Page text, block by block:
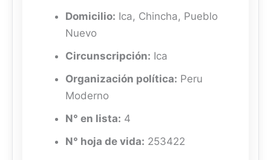
Domicilio: Ica, Chincha, Pueblo
Nuevo
Circunscripción: Ica
Organización política: Peru
Moderno
N° en lista: 4
N° hoja de vida: 253422